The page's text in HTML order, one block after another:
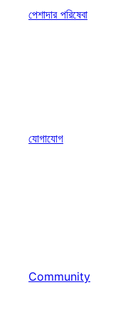
পেশাদার পরিষেবা
যোগাযোগ
Community